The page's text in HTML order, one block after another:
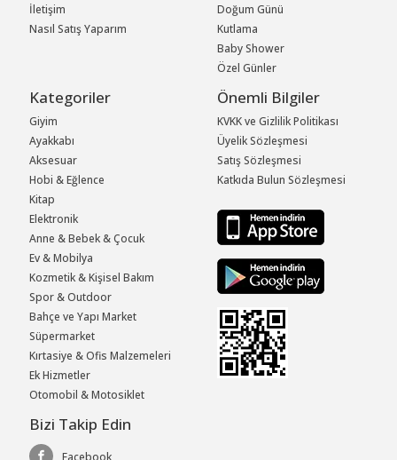
İletişim
Nasıl Satış Yaparım
Doğum Günü
Kutlama
Baby Shower
Özel Günler
Kategoriler
Giyim
Ayakkabı
Aksesuar
Hobi & Eğlence
Kitap
Elektronik
Anne & Bebek & Çocuk
Ev & Mobilya
Kozmetik & Kişisel Bakım
Spor & Outdoor
Bahçe ve Yapı Market
Süpermarket
Kırtasiye & Ofis Malzemeleri
Ek Hizmetler
Otomobil & Motosiklet
Önemli Bilgiler
KVKK ve Gizlilik Politikası
Üyelik Sözleşmesi
Satış Sözleşmesi
Katkıda Bulun Sözleşmesi
Bizi Takip Edin
Facebook